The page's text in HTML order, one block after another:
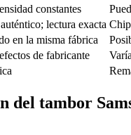
constantes
lectura exacta
en la misma fábrica
de fabricante
del tambor